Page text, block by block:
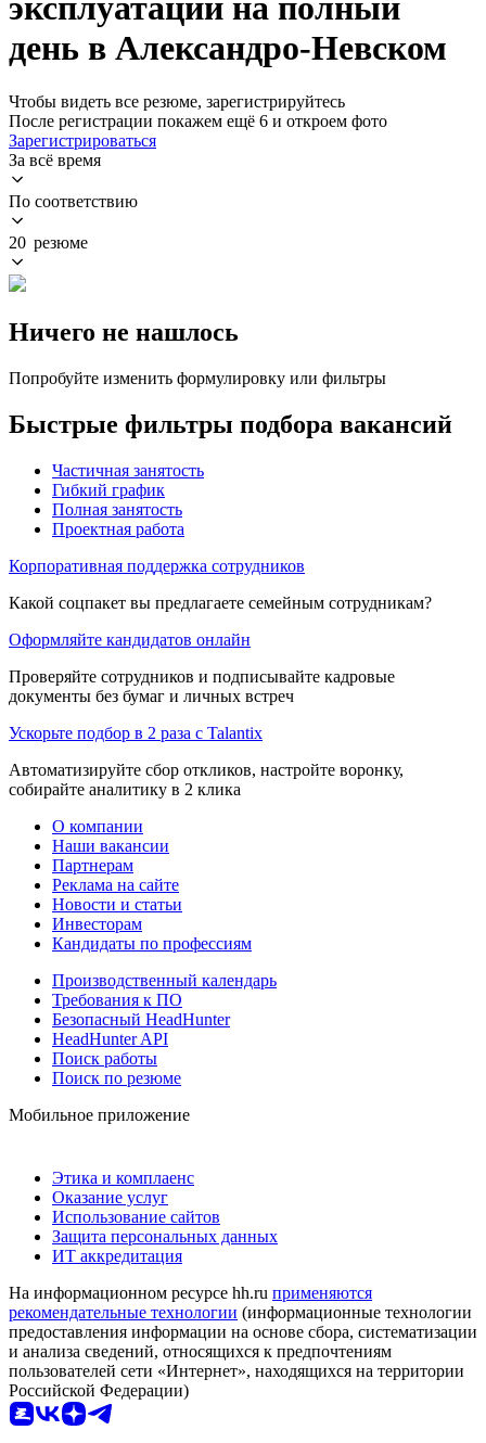
эксплуатации на полный
день в Александро-Невском
Чтобы видеть все резюме, зарегистрируйтесь
После регистрации покажем ещё 6 и откроем фото
Зарегистрироваться
За всё время
По соответствию
20 резюме
Ничего не нашлось
Попробуйте изменить формулировку или фильтры
Быстрые фильтры подбора вакансий
Частичная занятость
Гибкий график
Полная занятость
Проектная работа
Корпоративная поддержка сотрудников
Какой соцпакет вы предлагаете семейным сотрудникам?
Оформляйте кандидатов онлайн
Проверяйте сотрудников и подписывайте кадровые
документы без бумаг и личных встреч
Ускорьте подбор в 2 раза с Talantix
Автоматизируйте сбор откликов, настройте воронку,
собирайте аналитику в 2 клика
О компании
Наши вакансии
Партнерам
Реклама на сайте
Новости и статьи
Инвесторам
Кандидаты по профессиям
Производственный календарь
Требования к ПО
Безопасный HeadHunter
HeadHunter API
Поиск работы
Поиск по резюме
Мобильное приложение
Этика и комплаенс
Оказание услуг
Использование сайтов
Защита персональных данных
ИТ аккредитация
На информационном ресурсе hh.ru применяются
рекомендательные технологии (информационные технологии
предоставления информации на основе сбора, систематизации
и анализа сведений, относящихся к предпочтениям
пользователей сети «Интернет», находящихся на территории
Российской Федерации)